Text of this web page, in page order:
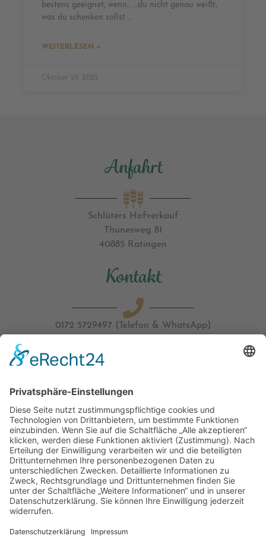
bestens geeignet, wenn… …du nicht genau weißt,
was du schenken sollst …
WEITERLESEN »
Oktober 29, 2025
Anfahrt
Schlüters Hofverkauf
Thunesweg 81
40885 Ratingen
Kontakt
0172 5729497 (Telefon & WhatsApp)
Öffnungszeiten
Betriebsferien 20.07.-06.08.26
Ab 07.08.26 geöffnet
Mo 10-17 Uhr
Mi-Fr 9-18 Uhr